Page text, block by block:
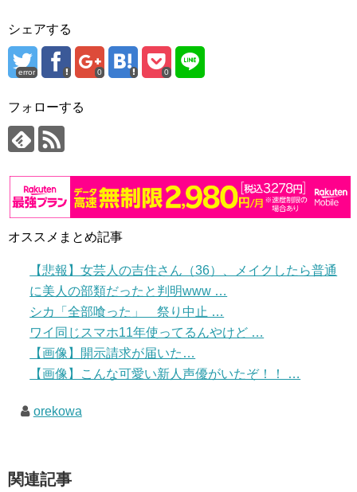
シェアする
error 0 0
フォローする
オススメまとめ記事
【悲報】女芸人の吉住さん（36）、メイクしたら普通
に美人の部類だったと判明www …
シカ「全部喰った」 祭り中止 …
ワイ同じスマホ11年使ってるんやけど …
【画像】開示請求が届いた…
【画像】こんな可愛い新人声優がいたぞ！！ …
orekowa
関連記事